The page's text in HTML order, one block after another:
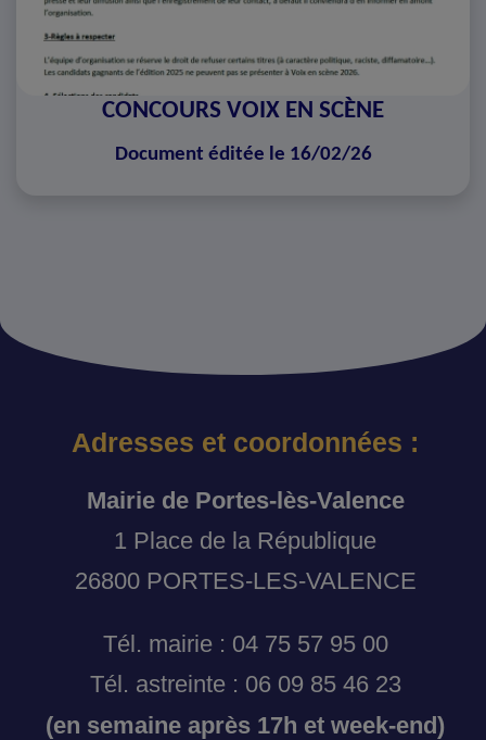
CONCOURS VOIX EN SCÈNE
Document éditée le 16/02/26
Adresses et coordonnées :
Mairie de Portes-lès-Valence
1 Place de la République
26800 PORTES-LES-VALENCE
Tél. mairie : 04 75 57 95 00
Tél. astreinte : 06 09 85 46 23
(en semaine après 17h et week-end)